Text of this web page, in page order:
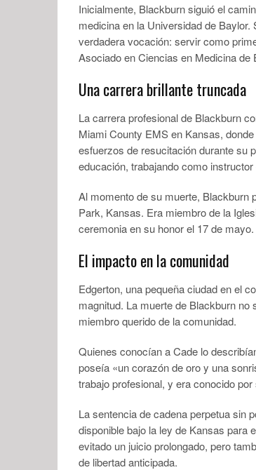
Inicialmente, Blackburn siguió el
medicina en la Universidad de
verdadera vocación: servir como
Asociado en Ciencias en Medicina
Una carrera brillante truncada
La carrera profesional de Blackburn
Miami County EMS en Kansas,
esfuerzos de resucitación durante su
educación, trabajando como
Al momento de su muerte, Blackburn
Park, Kansas. Era miembro de la
ceremonia en su honor el 17 de mayo.
El impacto en la comunidad
Edgerton, una pequeña ciudad en el
magnitud. La muerte de Blackburn
miembro querido de la comunidad.
Quienes conocían a Cade lo
poseía «un corazón de oro y una
trabajo profesional, y era conocido
La sentencia de cadena perpetua sin
disponible bajo la ley de Kansas para
evitado un juicio prolongado, pero
de libertad anticipada.